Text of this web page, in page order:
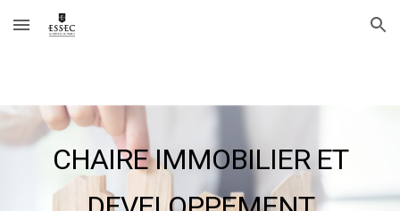
Skip to main content Skip to navigation
CHAIRE IMMOBILIER ET